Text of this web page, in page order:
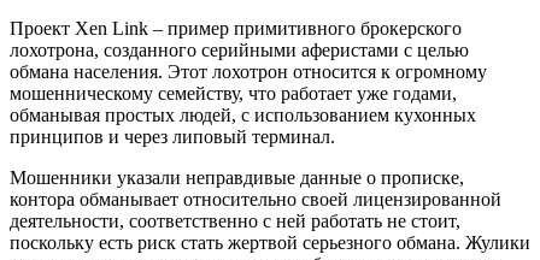
Проект Xen Link – пример примитивного брокерского
лохотрона, созданного серийными аферистами с целью
обмана населения. Этот лохотрон относится к огромному
мошенническому семейству, что работает уже годами,
обманывая простых людей, с использованием кухонных
принципов и через липовый терминал.
Мошенники указали неправдивые данные о прописке,
контора обманывает относительно своей лицензированной
деятельности, соответственно с ней работать не стоит,
поскольку есть риск стать жертвой серьезного обмана. Жулики